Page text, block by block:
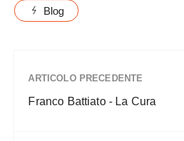
Blog
ARTICOLO PRECEDENTE
Franco Battiato - La Cura